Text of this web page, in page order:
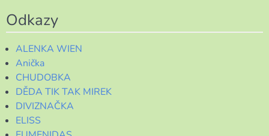
Odkazy
ALENKA WIEN
Anička
CHUDOBKA
DĚDA TIK TAK MIREK
DIVIZNAČKA
ELISS